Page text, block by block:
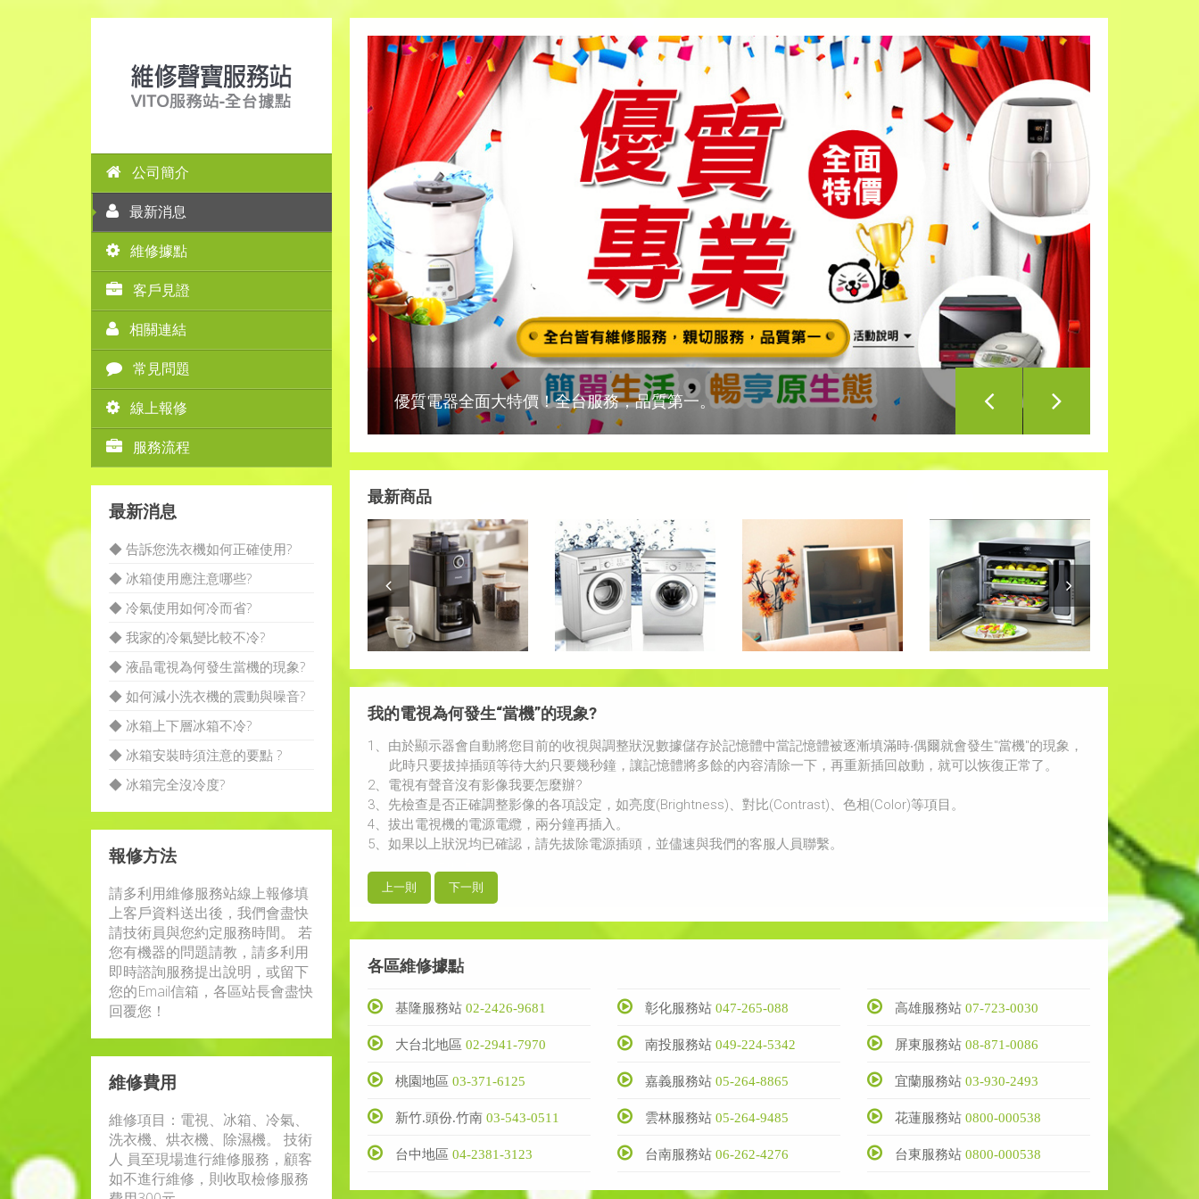
公司簡介
最新消息
維修據點
客戶見證
相關連結
常見問題
線上報修
服務流程
最新消息
◆ 告訴您洗衣機如何正確使用?
◆ 冰箱使用應注意哪些?
◆ 冷氣使用如何冷而省?
◆ 我家的冷氣變比較不冷?
◆ 液晶電視為何發生當機的現象?
◆ 如何減小洗衣機的震動與噪音?
◆ 冰箱上下層冰箱不冷?
◆ 冰箱安裝時須注意的要點 ?
◆ 冰箱完全沒冷度?
報修方法
請多利用維修服務站線上報修填
上客戶資料送出後，我們會盡快
請技術員與您約定服務時間。 若
您有機器的問題請教，請多利用
即時諮詢服務提出說明，或留下
您的Email信箱，各區站長會盡快
回覆您！
維修費用
維修項目：電視、冰箱、冷氣、
洗衣機、烘衣機、除濕機。 技術
人 員至現場進行維修服務，顧客
如不進行維修，則收取檢修服務
優質電器全面大特價！全台服務，品質第一。
最新商品
我的電視為何發生“當機”的現象?
1、由於顯示器會自動將您目前的收視與調整狀況數據儲存於記憶體中當記憶體被逐漸填滿時‧偶爾就會發生"當機"的現象，
此時只要拔掉插頭等待大約只要幾秒鐘，讓記憶體將多餘的內容清除一下，再重新插回啟動，就可以恢復正常了。
2、電視有聲音沒有影像我要怎麼辦?
3、先檢查是否正確調整影像的各項設定，如亮度(Brightness)、對比(Contrast)、色相(Color)等項目。
4、拔出電視機的電源電纜，兩分鐘再插入。
5、如果以上狀況均已確認，請先拔除電源插頭，並儘速與我們的客服人員聯繫。
上一則 下一則
各區維修據點
基隆服務站 02-2426-9681
大台北地區 02-2941-7970
桃園地區 03-371-6125
新竹.頭份.竹南 03-543-0511
台中地區 04-2381-3123
彰化服務站 047-265-088
南投服務站 049-224-5342
嘉義服務站 05-264-8865
雲林服務站 05-264-9485
台南服務站 06-262-4276
高雄服務站 07-723-0030
屏東服務站 08-871-0086
宜蘭服務站 03-930-2493
花蓮服務站 0800-000538
台東服務站 0800-000538